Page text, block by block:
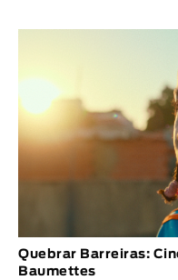
Quebrar Barreiras:
Baumettes